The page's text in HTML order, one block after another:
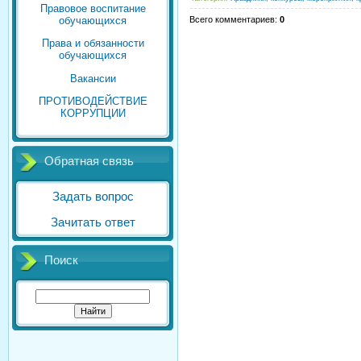
Правовое воспитание
обучающихся
Права и обязанности
обучающихся
Вакансии
ПРОТИВОДЕЙСТВИЕ
КОРРУПЦИИ
Обратная связь
Задать вопрос
Зачитать ответ
Поиск
Всего комментариев: 0